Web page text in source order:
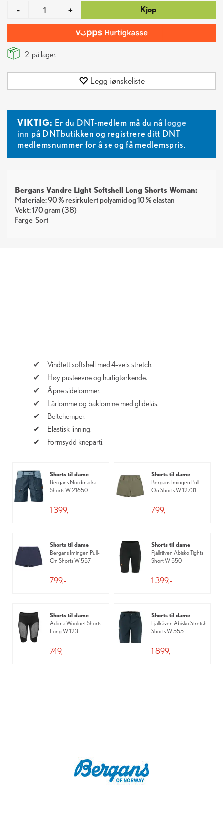
- + Kjøp
2 på lager.
Legg i ønskeliste
VIKTIG: Er du DNT-medlem må du nå logge
inn på DNTbutikken og registrere ditt DNT
medlemsnummer for å se og få medlemspris.
Bergans Vandre Light Softshell Long Shorts Woman:
Materiale: 90 % resirkulert polyamid og 10 % elastan
Vekt: 170 gram (38)
Farge Sort
Vindtett softshell med 4-veis stretch.
Høy pusteevne og hurtigtørkende.
Åpne sidelommer.
Lårlomme og baklomme med glidelås.
Beltehemper.
Elastisk linning.
Formsydd kneparti.
Shorts til dame
Bergans Nordmarka
Shorts W 21650
1 399,-
Shorts til dame
Bergans Imingen Pull-
On Shorts W 12731
799,-
Shorts til dame
Bergans Imingen Pull-
On Shorts W 557
799,-
Shorts til dame
Fjällräven Abisko Tights
Short W 550
1 399,-
Shorts til dame
Aclima Woolnet Shorts
Long W 123
749,-
Shorts til dame
Fjällräven Abisko Stretch
Shorts W 555
1 899,-